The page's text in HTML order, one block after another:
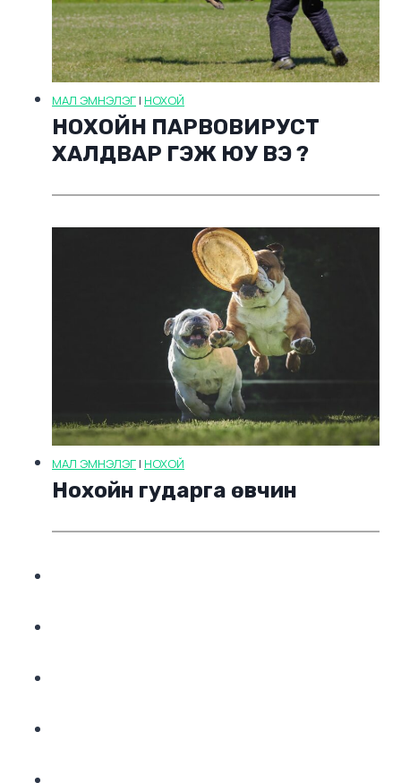
МАЛ ЭМНЭЛЭГ | НОХОЙ
НОХОЙН ПАРВОВИРУСТ
ХАЛДВАР ГЭЖ ЮУ ВЭ ?
МАЛ ЭМНЭЛЭГ | НОХОЙ
Нохойн гударга өвчин